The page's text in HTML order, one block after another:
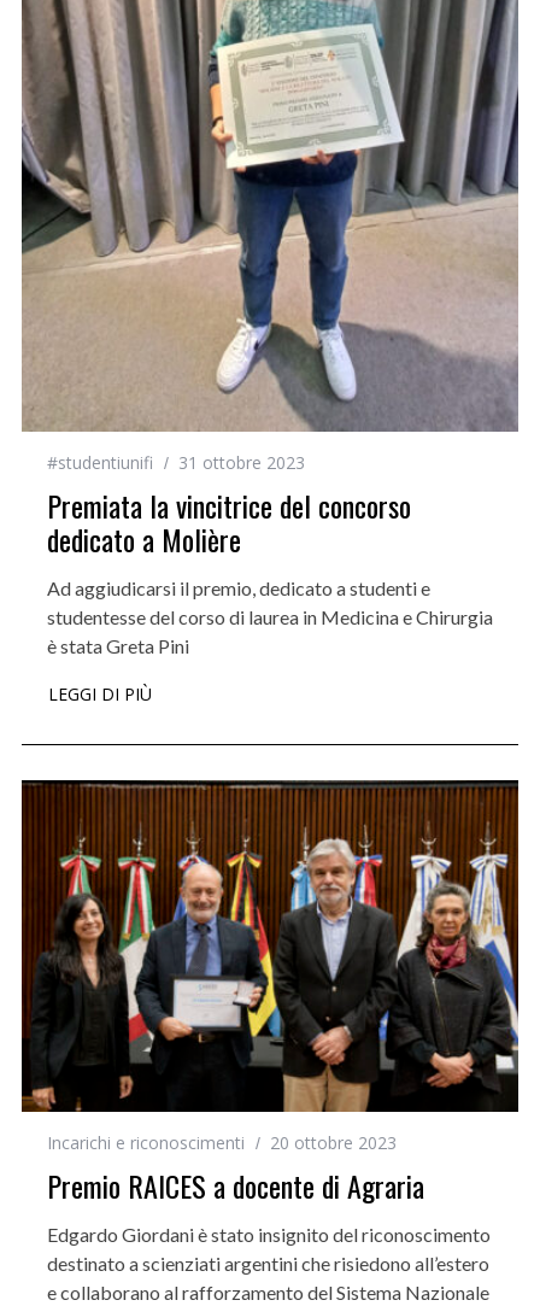
#studentiunifi 31 ottobre 2023
Premiata la vincitrice del concorso
dedicato a Molière
Ad aggiudicarsi il premio, dedicato a studenti e
studentesse del corso di laurea in Medicina e Chirurgia
è stata Greta Pini
LEGGI DI PIÙ
Incarichi e riconoscimenti 20 ottobre 2023
Premio RAICES a docente di Agraria
Edgardo Giordani è stato insignito del riconoscimento
destinato a scienziati argentini che risiedono all’estero
e collaborano al rafforzamento del Sistema Nazionale